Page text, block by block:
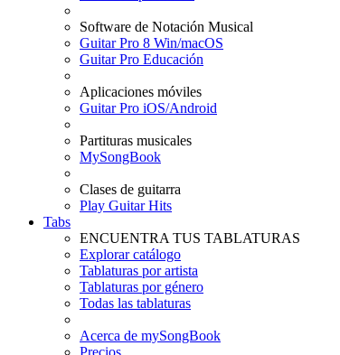
Software de Notación Musical
Guitar Pro 8 Win/macOS
Guitar Pro Educación
Aplicaciones móviles
Guitar Pro iOS/Android
Partituras musicales
MySongBook
Clases de guitarra
Play Guitar Hits
Tabs
ENCUENTRA TUS TABLATURAS
Explorar catálogo
Tablaturas por artista
Tablaturas por género
Todas las tablaturas
Acerca de mySongBook
Precios